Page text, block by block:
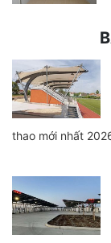
thao mới nhất